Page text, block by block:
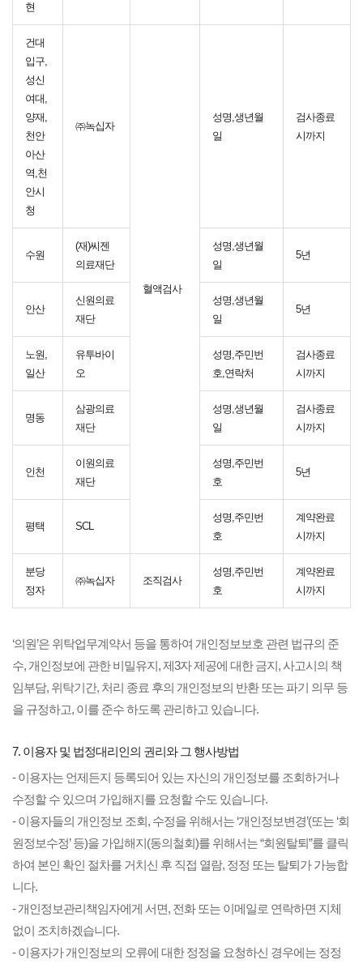
현
건대
입구,
성신
여대,
양재,
천안
아산
역,천
안시
청
㈜녹십자
혈액검사
성명,생년월
일
검사종료
시까지
수원
(재)씨젠
의료재단
성명,생년월
일
5년
안산
신원의료
재단
성명,생년월
일
5년
노원,
일산
유투바이
오
성명,주민번
호,연락처
검사종료
시까지
명동
삼광의료
재단
성명,생년월
일
검사종료
시까지
인천
이원의료
재단
성명,주민번
호
5년
평택 SCL
성명,주민번
호
계약완료
시까지
분당
정자
㈜녹십자 조직검사
성명,주민번
호
계약완료
시까지
‘의원’은 위탁업무계약서 등을 통하여 개인정보보호 관련 법규의 준
수, 개인정보에 관한 비밀유지, 제3자 제공에 대한 금지, 사고시의 책
임부담, 위탁기간, 처리 종료 후의 개인정보의 반환 또는 파기 의무 등
을 규정하고, 이를 준수 하도록 관리하고 있습니다.
7. 이용자 및 법정대리인의 권리와 그 행사방법
- 이용자는 언제든지 등록되어 있는 자신의 개인정보를 조회하거나
수정할 수 있으며 가입해지를 요청할 수도 있습니다.
- 이용자들의 개인정보 조회, 수정을 위해서는 ‘개인정보변경’(또는 ‘회
원정보수정’ 등)을 가입해지(동의철회)를 위해서는 “회원탈퇴”를 클릭
하여 본인 확인 절차를 거치신 후 직접 열람, 정정 또는 탈퇴가 가능합
니다.
- 개인정보관리책임자에게 서면, 전화 또는 이메일로 연락하면 지체
없이 조치하겠습니다.
- 이용자가 개인정보의 오류에 대한 정정을 요청하신 경우에는 정정